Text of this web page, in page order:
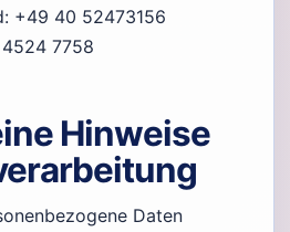
+49 40 52473156
7758
Hinweise
Daten